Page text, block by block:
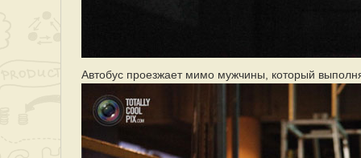
Автобус проезжает мимо мужчины, который